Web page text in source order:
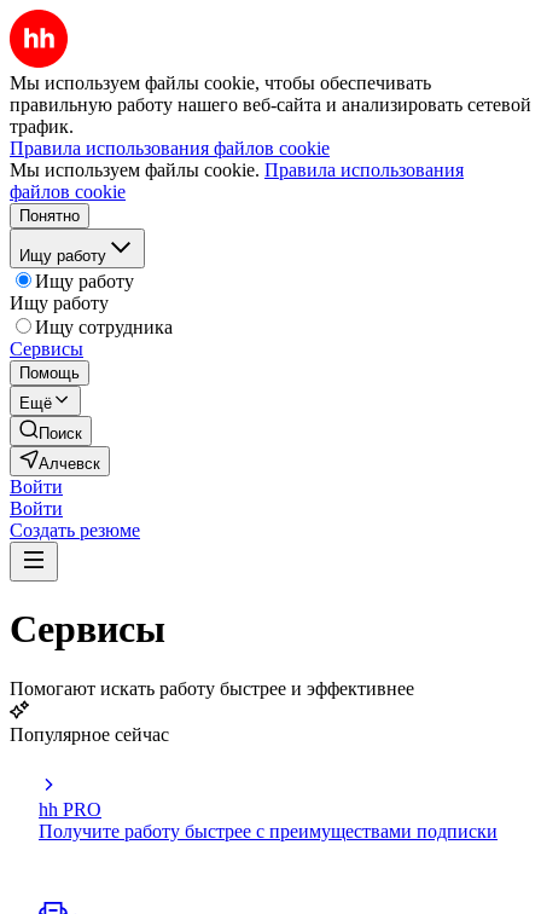
Мы используем файлы cookie, чтобы обеспечивать
правильную работу нашего веб-сайта и анализировать сетевой
трафик.
Правила использования файлов cookie
Мы используем файлы cookie. Правила использования
файлов cookie
Понятно
Ищу работу
Ищу работу
Ищу работу
Ищу сотрудника
Сервисы
Помощь
Ещё
Поиск
Алчевск
Войти
Войти
Создать резюме
Сервисы
Помогают искать работу быстрее и эффективнее
Популярное сейчас
hh PRO
Получите работу быстрее с преимуществами подписки